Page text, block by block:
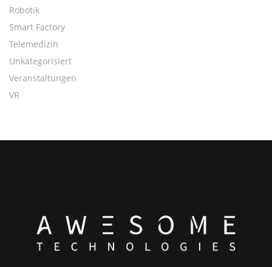
Robotik
Smart Factory
Telemedizin
Unkategorisiert
Veranstaltungen
VR